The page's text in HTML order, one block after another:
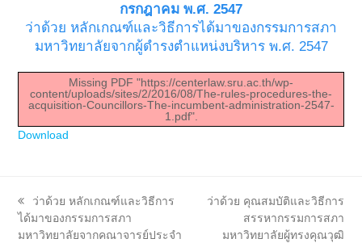
กรกฎาคม พ.ศ. 2547
ว่าด้วย หลักเกณฑ์และวิธีการได้มาของกรรมการสภา
มหาวิทยาลัยจากผู้ดำรงตำแหน่งบริหาร พ.ศ. 2547
Missing PDF "https://centerlaw.sru.ac.th/wp-
content/uploads/sites/2/2016/08/The-rules-procedures-the-
acquisition-Councillors-The-incumbent-administration-2547-
1.pdf".
Download
previous
post:
ว่าด้วย หลักเกณฑ์และวิธีการ
ได้มาของกรรมการสภา
มหาวิทยาลัยจากคณาจารย์ประจำ
next
ว่าด้วย คุณสมบัติและวิธีการ
สรรหากรรมการสภา
มหาวิทยาลัยผู้ทรงคุณวุฒิ